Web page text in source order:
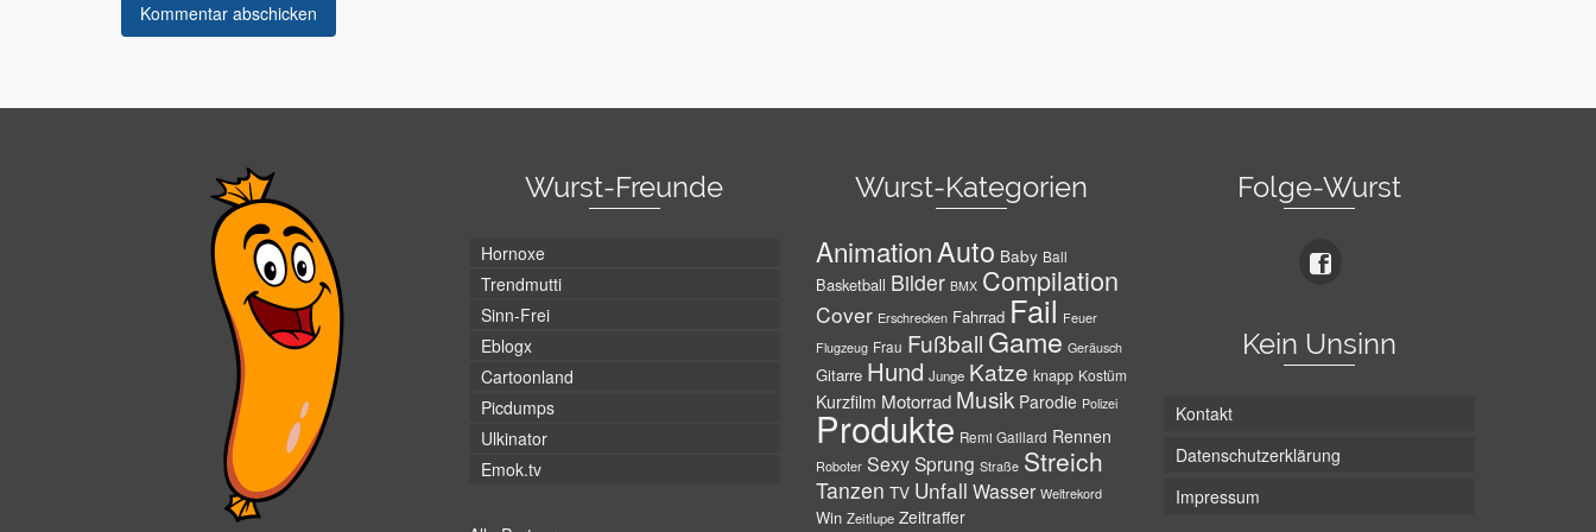
Wurst-Freunde
Hornoxe
Trendmutti
Sinn-Frei
Eblogx
Cartoonland
Picdumps
Ulkinator
Emok.tv
Wurst-Kategorien
AnimationAuto Baby Ball
Basketball Bilder BMX Compilation
Cover Erschrecken Fahrrad Fail Feuer
Flugzeug Frau Fußball Game Geräusch
Gitarre Hund Junge Katze knapp Kostüm
Kurzfilm Motorrad Musik Parodie Polizei
Produkte Remi Gaillard Rennen
Roboter SexySprung Straße Streich
Tanzen TV Unfall Wasser Weltrekord
Win Zeitlupe Zeitraffer
Folge-Wurst
Kein Unsinn
Kontakt
Datenschutzerklärung
Impressum